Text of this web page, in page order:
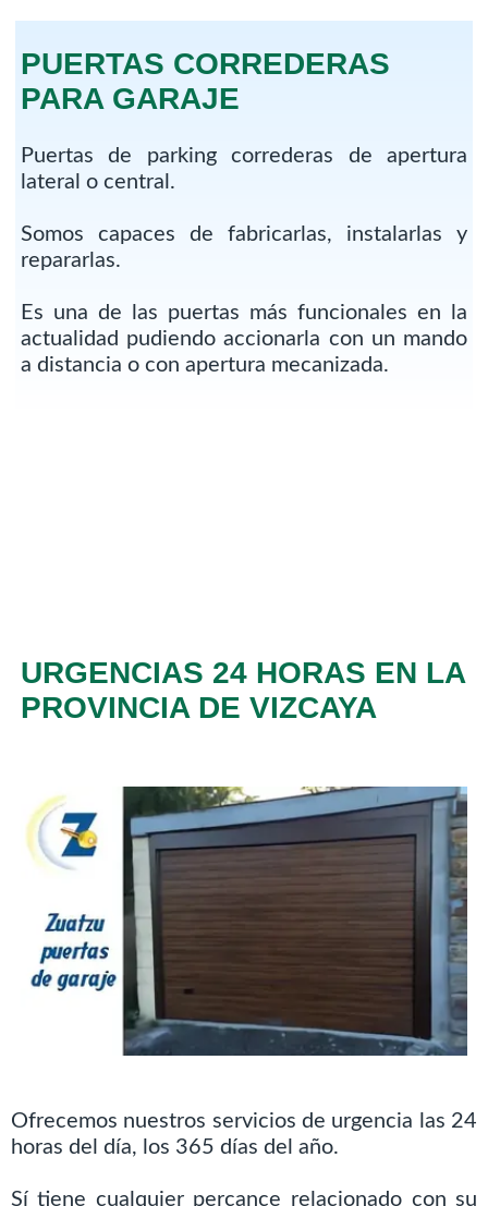
PUERTAS CORREDERAS
PARA GARAJE
Puertas de parking correderas de apertura
lateral o central.
Somos capaces de fabricarlas, instalarlas y
repararlas.
Es una de las puertas más funcionales en la
actualidad pudiendo accionarla con un mando
a distancia o con apertura mecanizada.
URGENCIAS 24 HORAS EN LA
PROVINCIA DE VIZCAYA
Ofrecemos nuestros servicios de urgencia las 24
horas del día, los 365 días del año.
Sí tiene cualquier percance relacionado con su